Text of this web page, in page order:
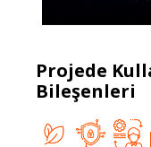
Projede
Bileşenleri